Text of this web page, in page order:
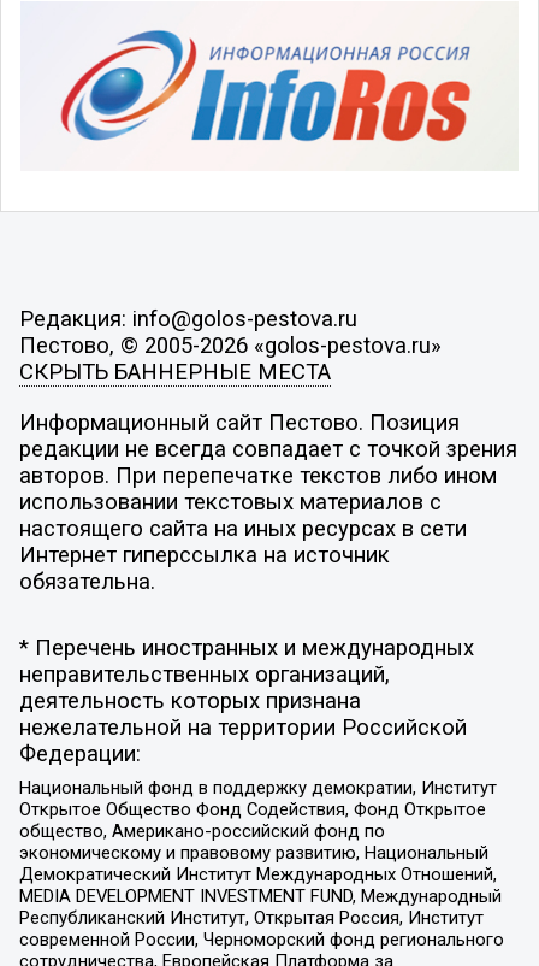
Редакция: info@golos-pestova.ru
Пестово, © 2005-2026 «golos-pestova.ru»
СКРЫТЬ БАННЕРНЫЕ МЕСТА
Информационный сайт Пестово. Позиция
редакции не всегда совпадает с точкой зрения
авторов. При перепечатке текстов либо ином
использовании текстовых материалов с
настоящего сайта на иных ресурсах в сети
Интернет гиперссылка на источник
обязательна.
* Перечень иностранных и международных
неправительственных организаций,
деятельность которых признана
нежелательной на территории Российской
Федерации:
Национальный фонд в поддержку демократии, Институт
Открытое Общество Фонд Содействия, Фонд Открытое
общество, Американо-российский фонд по
экономическому и правовому развитию, Национальный
Демократический Институт Международных Отношений,
MEDIA DEVELOPMENT INVESTMENT FUND, Международный
Республиканский Институт, Открытая Россия, Институт
современной России, Черноморский фонд регионального
сотрудничества, Европейская Платформа за